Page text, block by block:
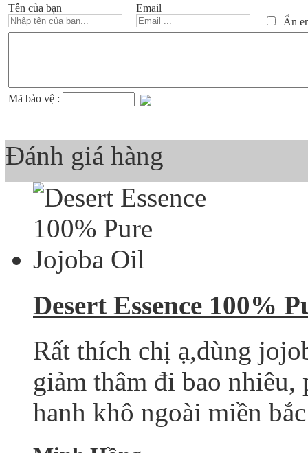
Tên của bạn
Email
Ẩn
Mã bảo vệ :
Đánh giá hàng
Desert Essence 100%
Rất thích chị ạ,dùng
giảm thâm đi bao
hanh khô ngoài miền